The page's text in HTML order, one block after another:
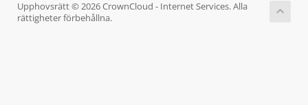
Upphovsrätt © 2026 CrownCloud - Internet Services. Alla
rättigheter förbehållna.